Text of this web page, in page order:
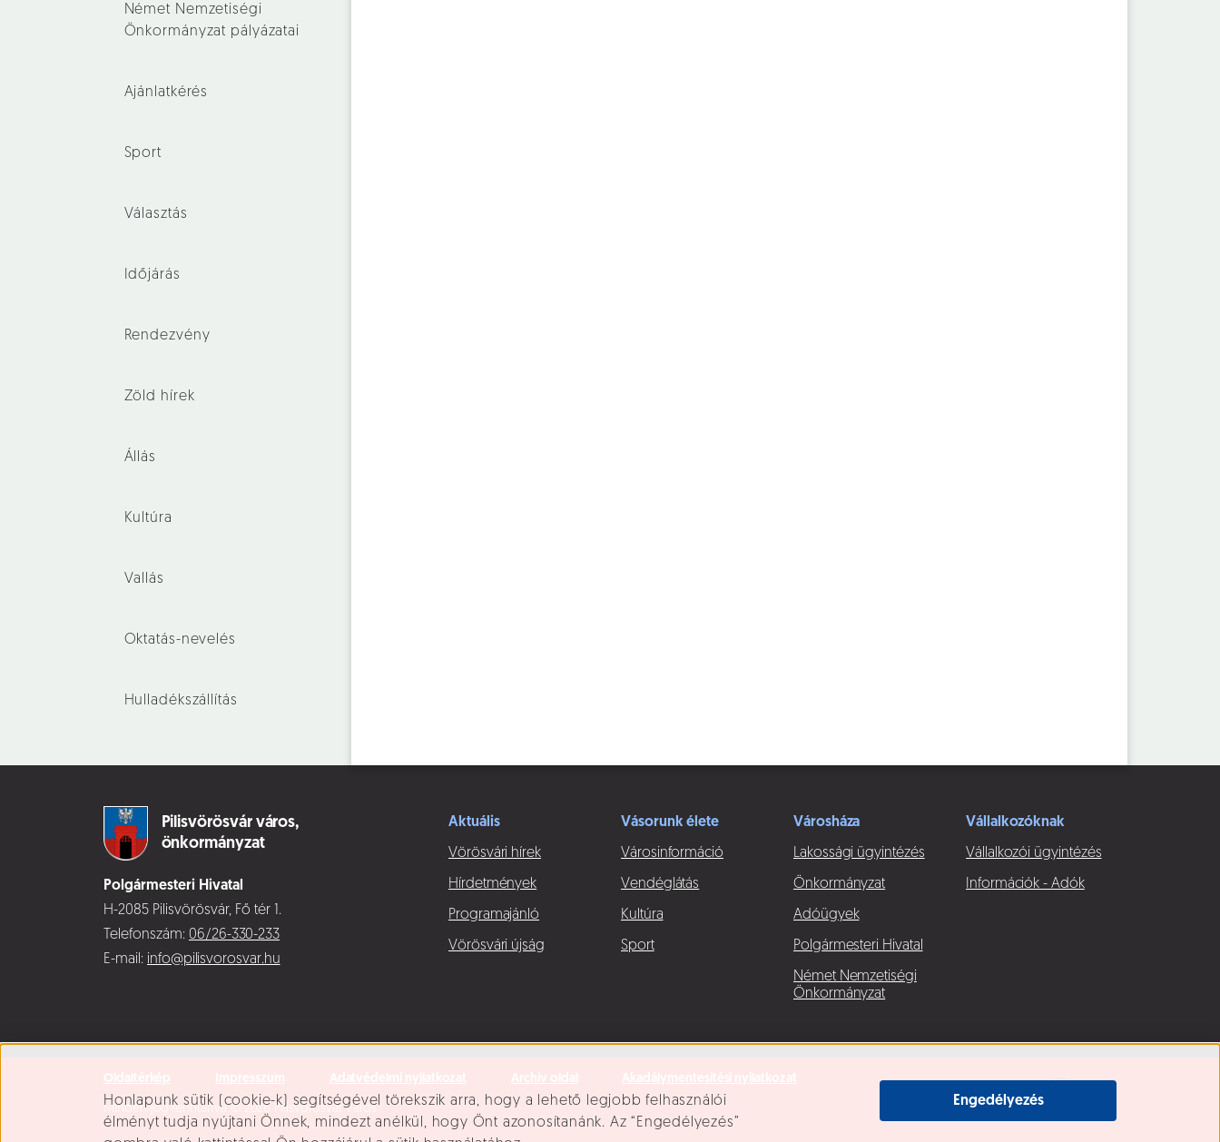
Süti beállítások
Honlapunk sütik (cookie-k) segítségével törekszik arra, hogy a lehető legjobb felhasználói
élményt tudja nyújtani Önnek, mindezt anélkül, hogy Önt azonosítanánk. Az “Engedélyezés”
Engedélyezés
Német Nemzetiségi
Önkormányzat pályázatai
Ajánlatkérés
Sport
Választás
Időjárás
Rendezvény
Zöld hírek
Állás
Kultúra
Vallás
Oktatás-nevelés
Hulladékszállítás
Pilisvörösvár város,
önkormányzat
Polgármesteri Hivatal
H-2085 Pilisvörösvár, Fő tér 1.
Telefonszám: 06/26-330-233
E-mail: info@pilisvorosvar.hu
Aktuális
Vörösvári hírek
Hírdetmények
Programajánló
Vörösvári újság
Vásorunk élete
Városinformáció
Vendéglátás
Kultúra
Sport
Városháza
Lakossági ügyintézés
Önkormányzat
Adóügyek
Polgármesteri Hivatal
Német Nemzetiségi
Önkormányzat
Vállalkozóknak
Vállalkozói ügyintézés
Információk - Adók
Minden jog fenntartva © 2026 Pilisvörösvár Város